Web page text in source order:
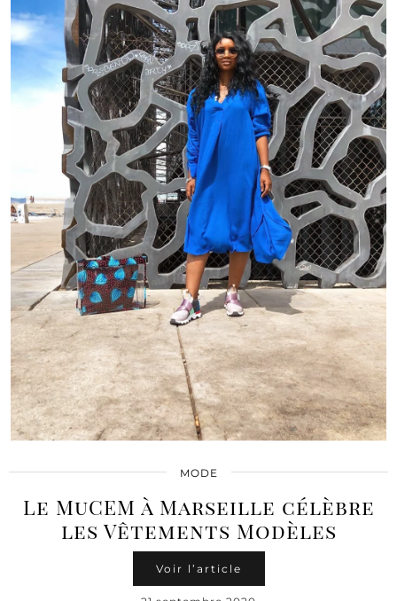
MODE
Le MuCEM à Marseille célèbre
les Vêtements Modèles
Voir l’article